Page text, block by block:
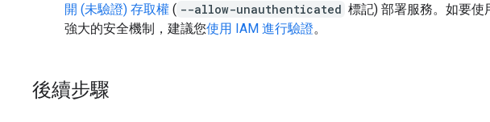
開 (未驗證) 存取權 ( --allow-unauthenticated 標記) 部署服務。如要使
強大的安全機制，建議您使用 IAM 進行驗證。
後續步驟